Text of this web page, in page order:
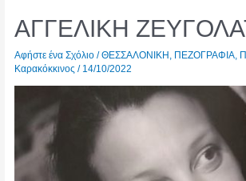
ΑΓΓΕΛΙΚΗ
Αφήστε ένα Σχόλιο /ΘΕΣΣΑΛΟΝΙΚΗ, ΠΕΖΟΓΡΑΦΙΑ,
Καρακόκκινος / 14/10/2022